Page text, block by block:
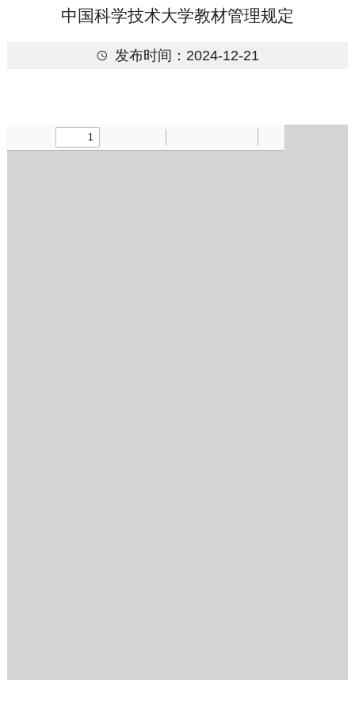
中国科学技术大学教材管理规定
 发布时间：2024-12-21